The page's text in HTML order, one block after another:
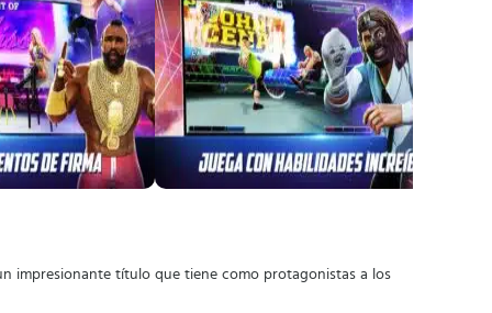
impresionante título que tiene como protagonistas a los